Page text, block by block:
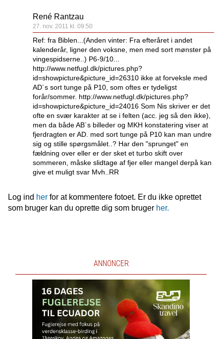
René Rantzau
27. nov. 2011 kl. 09:50
Ref: fra Biblen...(Anden vinter: Fra efteråret i andet
kalenderår, ligner den voksne, men med sort mønster på
vingespidserne..) P6-9/10...
http://www.netfugl.dk/pictures.php?
id=showpicture&picture_id=26310 ikke at forveksle med
AD´s sort tunge på P10, som oftes er tydeligst
forår/sommer. http://www.netfugl.dk/pictures.php?
id=showpicture&picture_id=24016 Som Nis skriver er det
ofte en svær karakter at se i felten (acc. jeg så den ikke),
men da både AB´s billeder og MKH konstatering viser at
fjerdragten er AD. med sort tunge på P10 kan man undre
sig og stille spørgsmålet..? Har den "sprunget" en
fældning over eller er der sket et turbo skift over
sommeren, måske slidtage af fjer eller mangel derpå kan
give et muligt svar Mvh..RR
Log ind herfor at kommentere fotoet. Er du ikke oprettet
som bruger kan du oprette dig som bruger her.
ANNONCER